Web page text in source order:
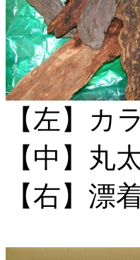
【左】カ
【中】丸
【右】漂